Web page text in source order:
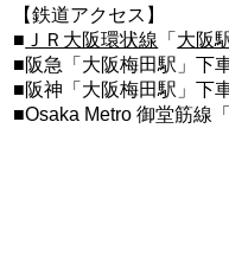
【鉄道アクセス】
■ ＪＲ大阪環状線 「 大阪
■阪急「大阪梅田駅」下
■阪神「大阪梅田駅」下
■Osaka Metro 御堂筋線